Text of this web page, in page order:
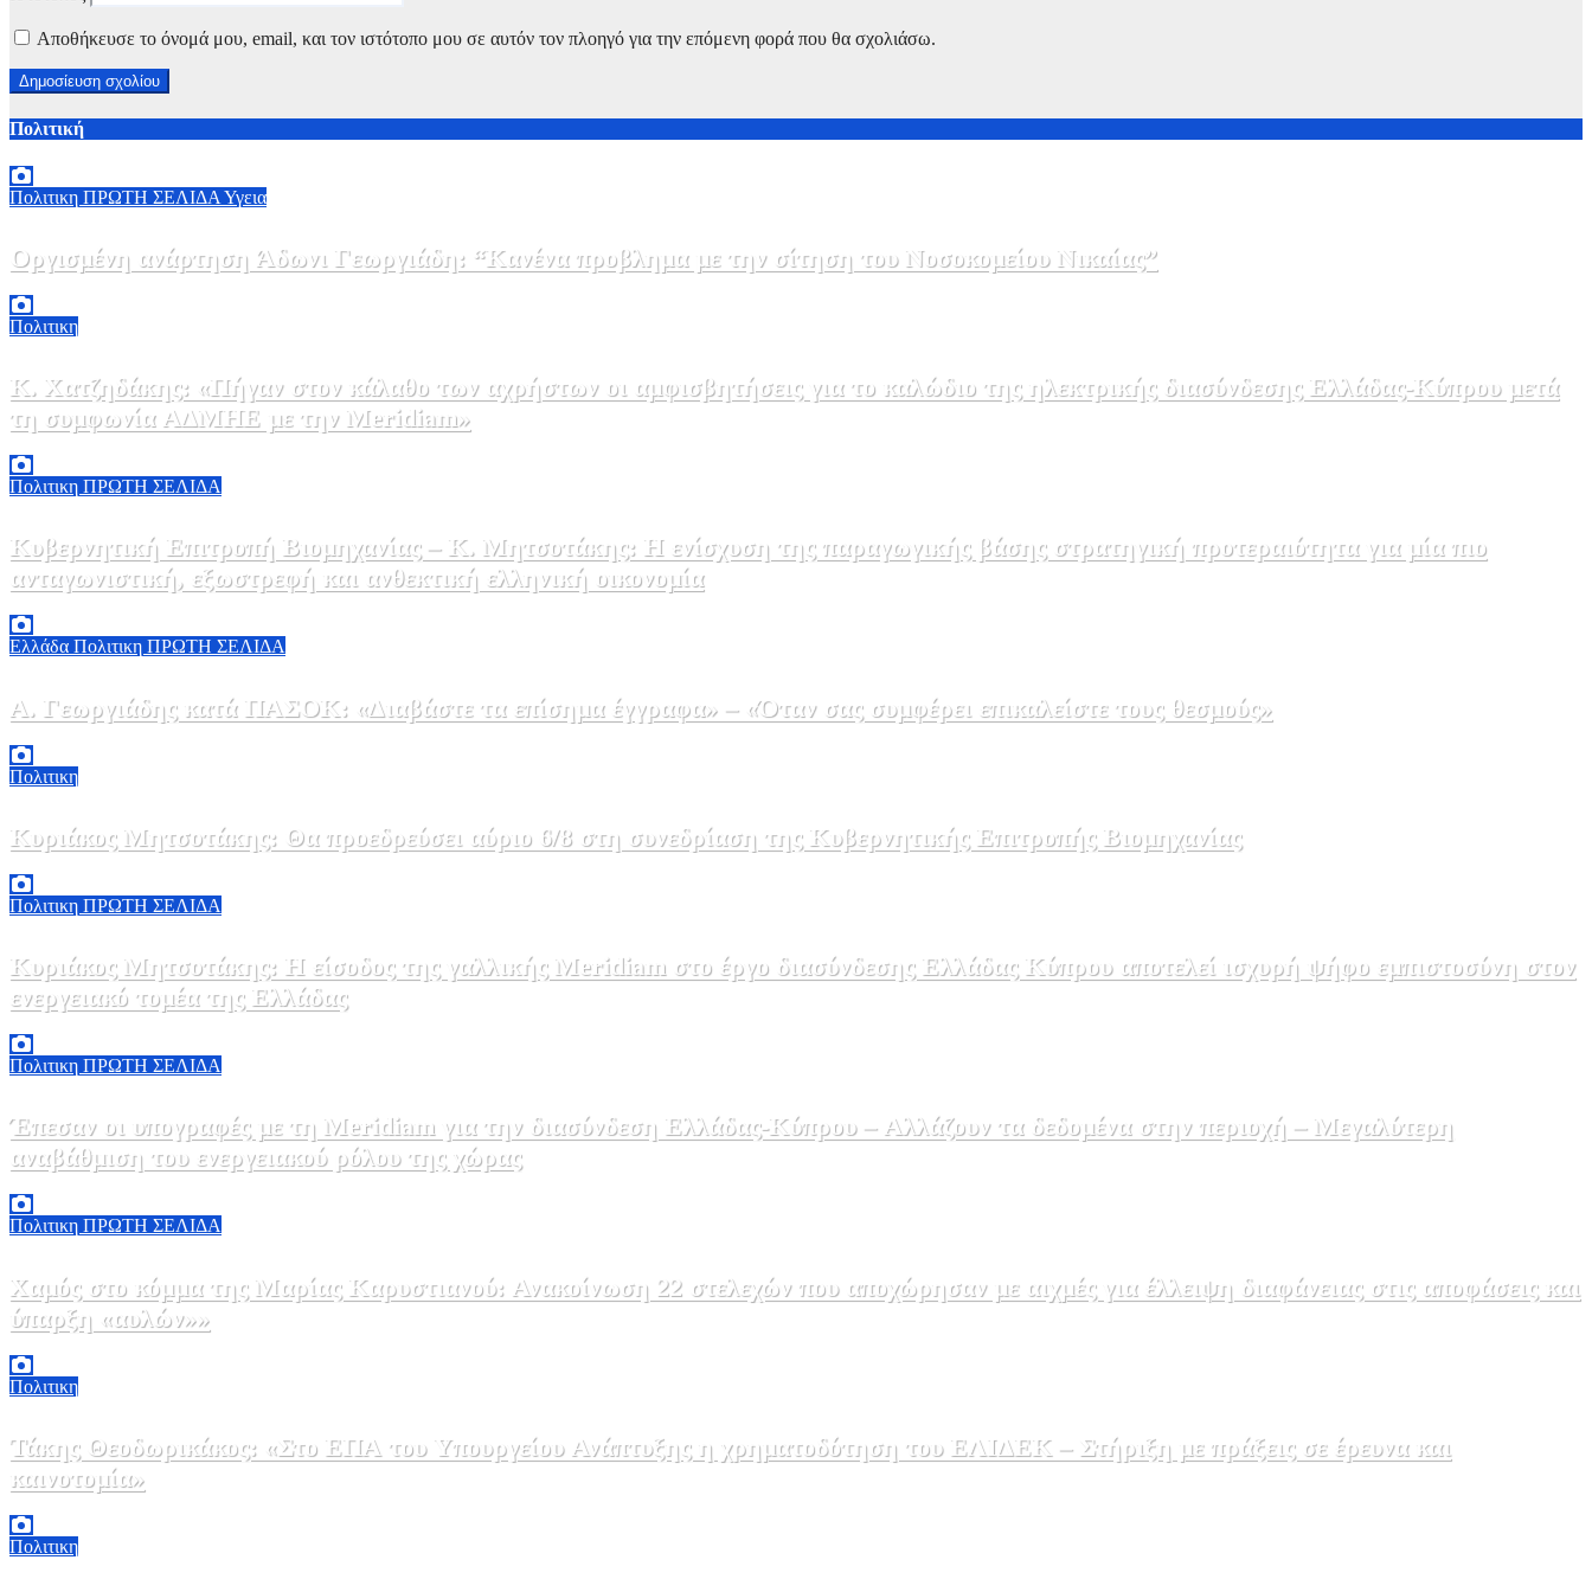
Αποθήκευσε το όνομά μου, email, και τον ιστότοπο μου σε αυτόν τον πλοηγό για την επόμενη φορά που θα σχολιάσω.
Πολιτική
Πολιτικη ΠΡΩΤΗ ΣΕΛΙΔΑ Υγεια
Οργισμένη ανάρτηση Άδωνι Γεωργιάδη: “Κανένα προβλημα με την σίτηση του Νοσοκομείου Νικαίας”
Πολιτικη
Κ. Χατζηδάκης: «Πήγαν στον κάλαθο των αχρήστων οι αμφισβητήσεις για το καλώδιο της ηλεκτρικής διασύνδεσης Ελλάδας-Κύπρου μετά
τη συμφωνία ΑΔΜΗΕ με την Meridiam»
Πολιτικη ΠΡΩΤΗ ΣΕΛΙΔΑ
Κυβερνητική Επιτροπή Βιομηχανίας – Κ. Μητσοτάκης: Η ενίσχυση της παραγωγικής βάσης στρατηγική προτεραιότητα για μία πιο
ανταγωνιστική, εξωστρεφή και ανθεκτική ελληνική οικονομία
Ελλάδα Πολιτικη ΠΡΩΤΗ ΣΕΛΙΔΑ
Α. Γεωργιάδης κατά ΠΑΣΟΚ: «Διαβάστε τα επίσημα έγγραφα» – «Όταν σας συμφέρει επικαλείστε τους θεσμούς»
Πολιτικη
Κυριάκος Μητσοτάκης: Θα προεδρεύσει αύριο 6/8 στη συνεδρίαση της Κυβερνητικής Επιτροπής Βιομηχανίας
Πολιτικη ΠΡΩΤΗ ΣΕΛΙΔΑ
Κυριάκος Μητσοτάκης: Η είσοδος της γαλλικής Meridiam στο έργο διασύνδεσης Ελλάδας Κύπρου αποτελεί ισχυρή ψήφο εμπιστοσύνη στον
ενεργειακό τομέα της Ελλάδας
Πολιτικη ΠΡΩΤΗ ΣΕΛΙΔΑ
Έπεσαν οι υπογραφές με τη Meridiam για την διασύνδεση Ελλάδας-Κύπρου – Αλλάζουν τα δεδομένα στην περιοχή – Μεγαλύτερη
αναβάθμιση του ενεργειακού ρόλου της χώρας
Πολιτικη ΠΡΩΤΗ ΣΕΛΙΔΑ
Χαμός στο κόμμα της Μαρίας Καρυστιανού: Ανακοίνωση 22 στελεχών που αποχώρησαν με αιχμές για έλλειψη διαφάνειας στις αποφάσεις και
ύπαρξη «αυλών»»
Πολιτικη
Τάκης Θεοδωρικάκος: «Στο ΕΠΑ του Υπουργείου Ανάπτυξης η χρηματοδότηση του ΕΛΙΔΕΚ – Στήριξη με πράξεις σε έρευνα και
καινοτομία»
Πολιτικη